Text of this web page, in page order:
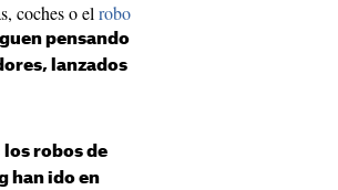
coches o el robo
pensando
lanzados
los robos de
han ido en